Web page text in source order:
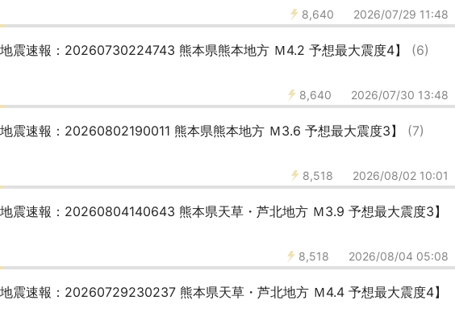
8,640 2026/07/29 11:48
地震速報：20260730224743 熊本県熊本地方 Ｍ4.2 予想最大震度4】 (6)
8,640 2026/07/30 13:48
地震速報：20260802190011 熊本県熊本地方 Ｍ3.6 予想最大震度3】 (7)
8,518 2026/08/02 10:01
地震速報：20260804140643 熊本県天草・芦北地方 Ｍ3.9 予想最大震度3】
8,518 2026/08/04 05:08
地震速報：20260729230237 熊本県天草・芦北地方 Ｍ4.4 予想最大震度4】